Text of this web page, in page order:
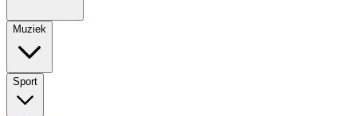
Muziek
Sport